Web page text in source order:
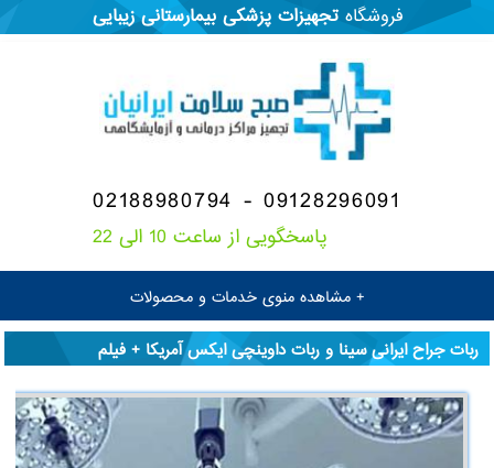
فروشگاهتجهیزات پزشکیبیمارستانیزیبایی
02188980794 - 09128296091
پاسخگویی از ساعت 10 الی 22
+ مشاهده منوی خدمات و محصولات
ربات جراح ایرانی سینا و ربات داوینچی ایکس آمریکا + فیلم